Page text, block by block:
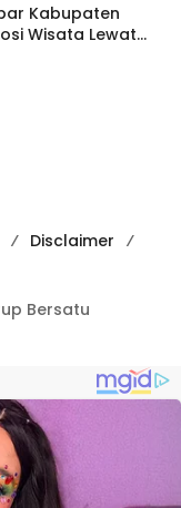
Kabupaten
Wisata Lewat
Disclaimer
Bersatu